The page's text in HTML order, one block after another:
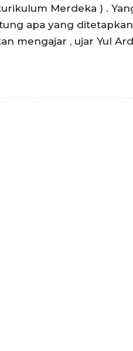
Merdeka ) .
apa yang ditetapkan
mengajar , ujar Yul